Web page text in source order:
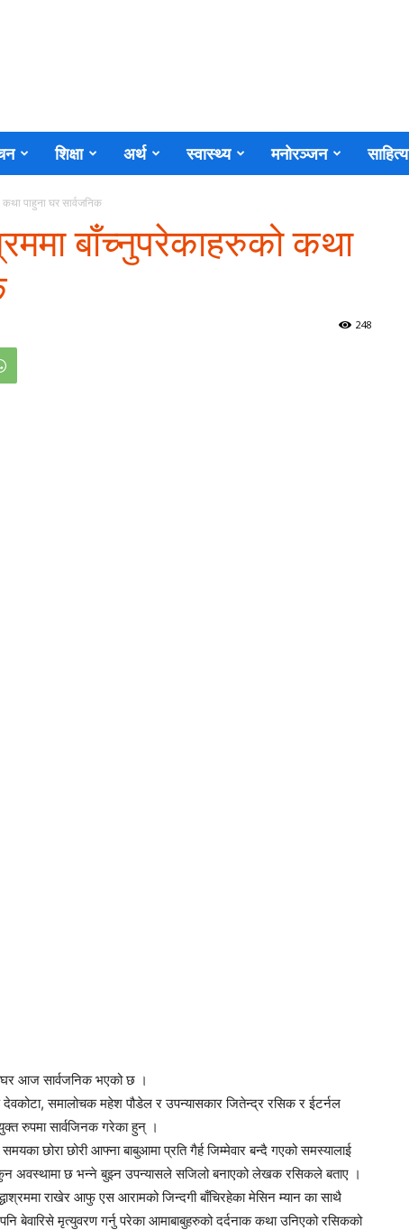
शिक्षा अर्थ स्वास्थ्य मनोरञ्जन साहित्य
पाहुना घर सार्वजनिक
बाँच्नुपरेकाहरुको कथा
248
आज सार्वजनिक भएको छ ।
देवकोटा, समालोचक महेश पौडेल र उपन्यासकार जितेन्द्र रसिक र ईटर्नल
रुपमा सार्वजिनक गरेका हुन् ।
समयका छोरा छोरी आफ्ना बाबुआमा प्रति गैर्ह जिम्मेवार बन्दै गएको समस्यालाई
कुन अवस्थामा छ भन्ने बुझ्न उपन्यासले सजिलो बनाएको लेखक रसिकले बताए ।
राखेर आफु एस आरामको जिन्दगी बाँचिरहेका मेसिन म्यान का साथै
बेवारिसे मृत्युवरण गर्नु परेका आमाबाबुहरुको दर्दनाक कथा उनिएको रसिकको